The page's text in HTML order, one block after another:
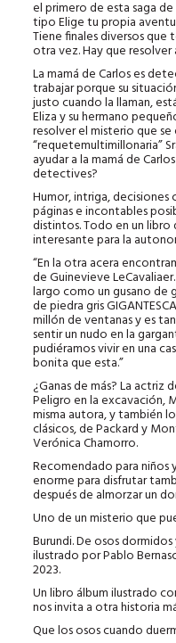
el primero de esta saga
tipo Elige tu propia
Tiene finales diversos que
otra vez. Hay que
La mamá de Carlos es
trabajar porque su
justo cuando la llaman,
Eliza y su hermano
resolver el misterio que
“requetemultimillonaria”
ayudar a la mamá de
detectives?
Humor, intriga,
páginas e incontables
distintos. Todo en un libro
interesante para la
“En la otra acera
de Guinevieve
largo como un gusano de
de piedra gris
millón de ventanas y es
sentir un nudo en la
pudiéramos vivir en una
bonita que esta.”
¿Ganas de más? La
Peligro en la excavación,
misma autora, y también
clásicos, de Packard y
Verónica Chamorro.
Recomendado para niños
enorme para disfrutar
después de almorzar un
Uno de un misterio que
Burundi. De osos
ilustrado por Pablo
2023.
Un libro álbum ilustrado
nos invita a otra historia
Que los osos cuando